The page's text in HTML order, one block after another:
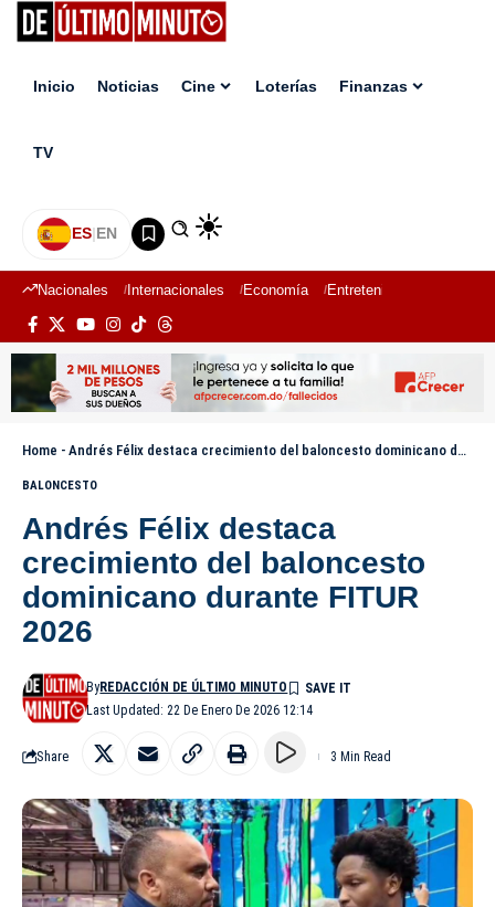
Inicio Noticias Cine Loterías Finanzas
TV
ES|EN
Nacionales Internacionales Economía Entretenimiento
Home - Andrés Félix destaca crecimiento del baloncesto dominicano durante FITUR 2026
BALONCESTO
Andrés Félix destaca
crecimiento del baloncesto
dominicano durante FITUR
2026
Last Updated: 22 De Enero De 2026 12:14
ByREDACCIÓN DE ÚLTIMO MINUTO
Share 3 Min Read